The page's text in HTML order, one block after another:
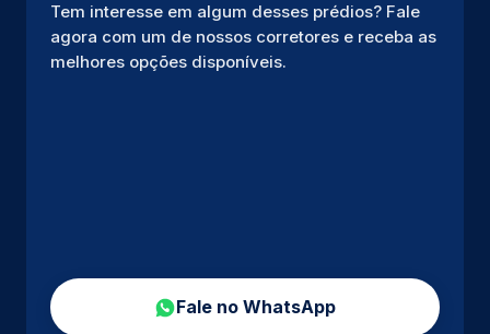
Tem interesse em algum desses prédios? Fale
agora com um de nossos corretores e receba as
melhores opções disponíveis.
Fale no WhatsApp